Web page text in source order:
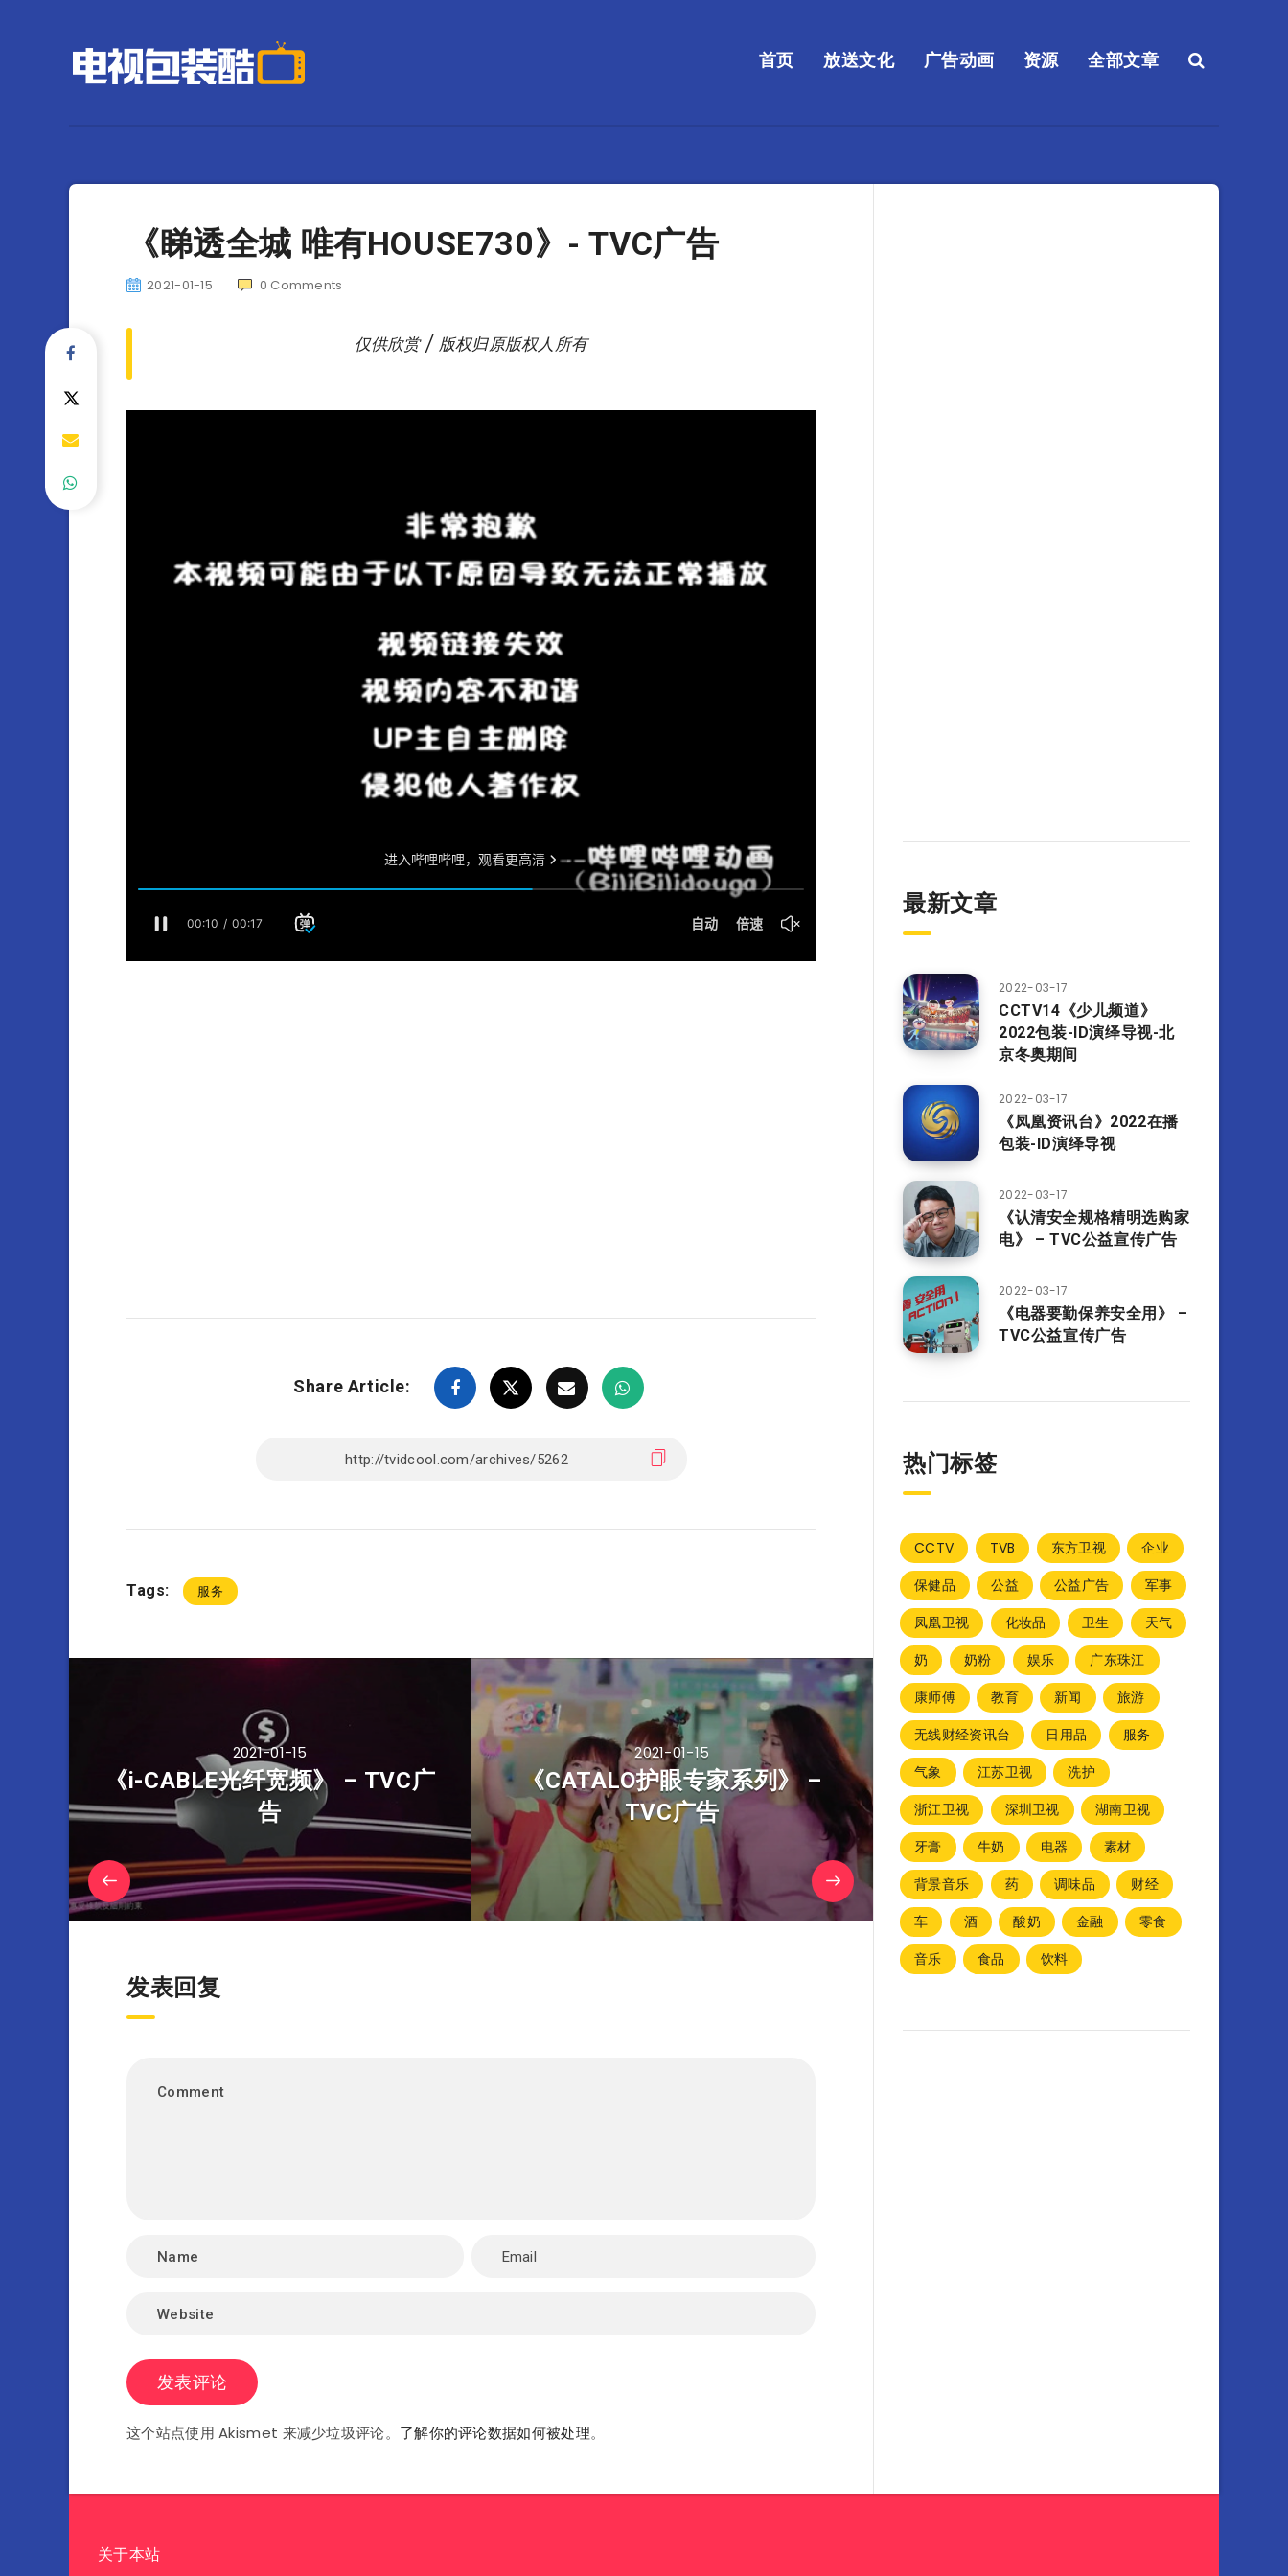
首页 放送文化 广告动画 资源 全部文章
《睇透全城 唯有HOUSE730》- TVC广告
2021-01-15 0 Comments
仅供欣赏 / 版权归原版权人所有
Share Article:
Tags: 服务
2021-01-15
《i-CABLE光纤宽频》 – TVC广
告
2021-01-15
《CATALO护眼专家系列》 –
TVC广告
发表回复
这个站点使用 Akismet 来减少垃圾评论。 了解你的评论数据如何被处理。
最新文章
2022-03-17
CCTV14《少儿频道》
2022包装-ID演绎导视-北
京冬奥期间
2022-03-17
《凤凰资讯台》2022在播
包装-ID演绎导视
2022-03-17
《认清安全规格精明选购家
电》 – TVC公益宣传广告
2022-03-17
《电器要勤保养安全用》 –
TVC公益宣传广告
热门标签
CCTV TVB 东方卫视
企业
保健品
公益 公益广告
军事
凤凰卫视
化妆品 卫生
天气
奶
奶粉 娱乐
广东珠江
康师傅
教育 新闻
旅游
无线财经资讯台
日用品
服务
气象
江苏卫视
洗护
浙江卫视
深圳卫视
湖南卫视
牙膏
牛奶 电器
素材
背景音乐
药 调味品
财经
车
酒 酸奶 金融
零食
音乐
食品 饮料
关于本站